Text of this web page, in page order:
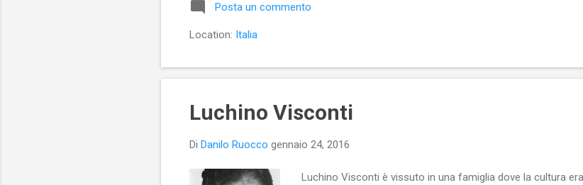
Posta un commento
Location: Italia
Luchino Visconti
Di Danilo Ruocco gennaio 24, 2016
Luchino Visconti è vissuto in una famiglia dove la cultura